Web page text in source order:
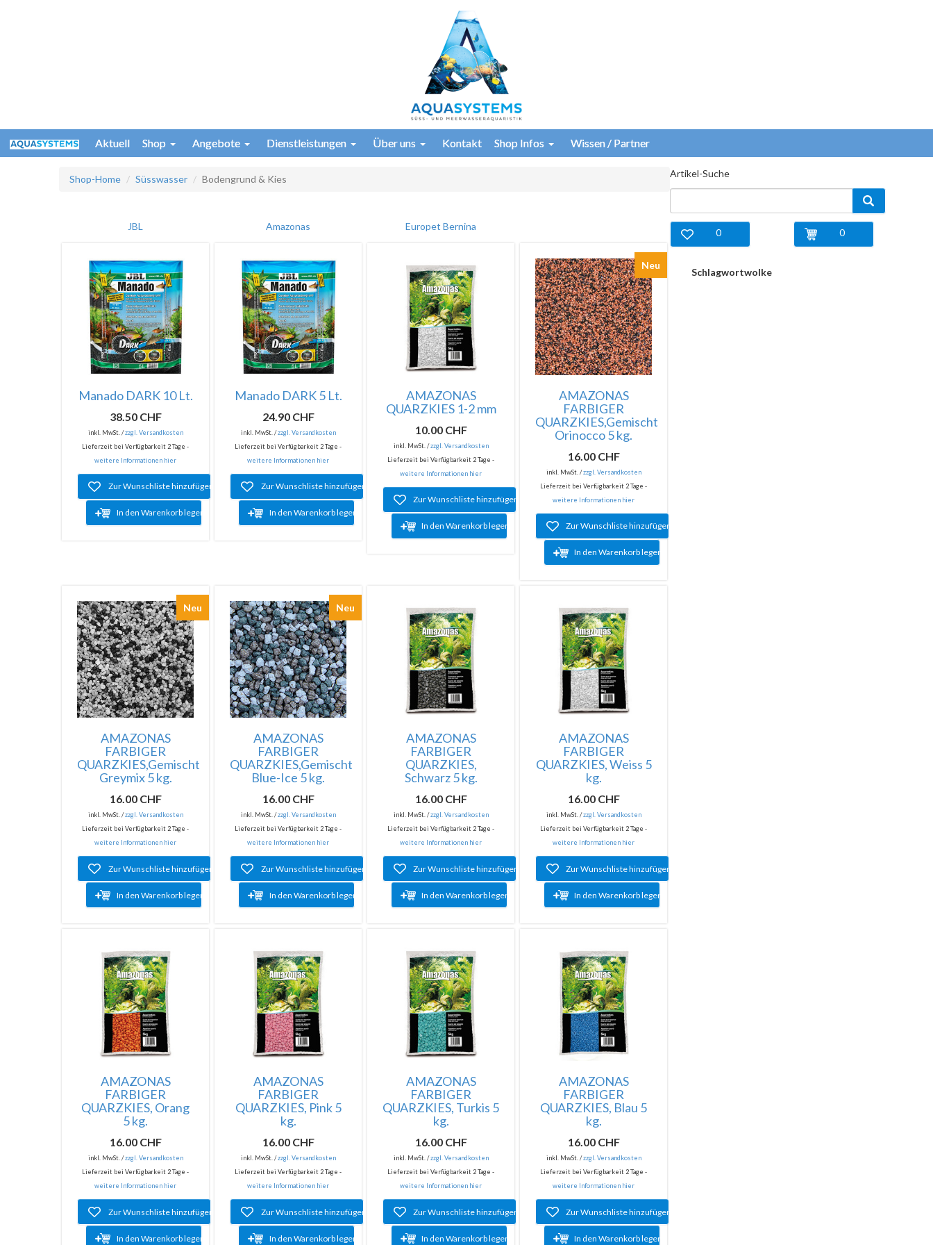
Aktuell Shop Angebote Dienstleistungen Über uns Kontakt Shop Infos Wissen / Partner
Shop-Home Süsswasser Bodengrund & Kies
JBL Amazonas Europet Bernina
Manado DARK 10 Lt.
38.50 CHF
inkl. MwSt. /zzgl. Versandkosten
Lieferzeit bei Verfügbarkeit 2 Tage -
weitere Informationen hier
Zur Wunschliste hinzufügen
In den Warenkorb legen
Manado DARK 5 Lt.
24.90 CHF
inkl. MwSt. /zzgl. Versandkosten
Lieferzeit bei Verfügbarkeit 2 Tage -
weitere Informationen hier
Zur Wunschliste hinzufügen
In den Warenkorb legen
AMAZONAS
QUARZKIES 1-2 mm
10.00 CHF
inkl. MwSt. /zzgl. Versandkosten
Lieferzeit bei Verfügbarkeit 2 Tage -
weitere Informationen hier
Zur Wunschliste hinzufügen
In den Warenkorb legen
Neu
AMAZONAS
FARBIGER
QUARZKIES,Gemischt
Orinocco 5 kg.
16.00 CHF
inkl. MwSt. /zzgl. Versandkosten
Lieferzeit bei Verfügbarkeit 2 Tage -
weitere Informationen hier
Zur Wunschliste hinzufügen
In den Warenkorb legen
Neu
AMAZONAS
FARBIGER
QUARZKIES,Gemischt
Greymix 5 kg.
16.00 CHF
inkl. MwSt. /zzgl. Versandkosten
Lieferzeit bei Verfügbarkeit 2 Tage -
weitere Informationen hier
Zur Wunschliste hinzufügen
In den Warenkorb legen
Neu
AMAZONAS
FARBIGER
QUARZKIES,Gemischt
Blue-Ice 5 kg.
16.00 CHF
inkl. MwSt. /zzgl. Versandkosten
Lieferzeit bei Verfügbarkeit 2 Tage -
weitere Informationen hier
Zur Wunschliste hinzufügen
In den Warenkorb legen
AMAZONAS
FARBIGER
QUARZKIES,
Schwarz 5 kg.
16.00 CHF
inkl. MwSt. /zzgl. Versandkosten
Lieferzeit bei Verfügbarkeit 2 Tage -
weitere Informationen hier
Zur Wunschliste hinzufügen
In den Warenkorb legen
AMAZONAS
FARBIGER
QUARZKIES, Weiss 5
kg.
16.00 CHF
inkl. MwSt. /zzgl. Versandkosten
Lieferzeit bei Verfügbarkeit 2 Tage -
weitere Informationen hier
Zur Wunschliste hinzufügen
In den Warenkorb legen
AMAZONAS
FARBIGER
QUARZKIES, Orang
5 kg.
16.00 CHF
inkl. MwSt. /zzgl. Versandkosten
Lieferzeit bei Verfügbarkeit 2 Tage -
weitere Informationen hier
Zur Wunschliste hinzufügen
In den Warenkorb legen
AMAZONAS
FARBIGER
QUARZKIES, Pink 5
kg.
16.00 CHF
inkl. MwSt. /zzgl. Versandkosten
Lieferzeit bei Verfügbarkeit 2 Tage -
weitere Informationen hier
Zur Wunschliste hinzufügen
In den Warenkorb legen
AMAZONAS
FARBIGER
QUARZKIES, Turkis 5
kg.
16.00 CHF
inkl. MwSt. /zzgl. Versandkosten
Lieferzeit bei Verfügbarkeit 2 Tage -
weitere Informationen hier
Zur Wunschliste hinzufügen
In den Warenkorb legen
AMAZONAS
FARBIGER
QUARZKIES, Blau 5
kg.
16.00 CHF
inkl. MwSt. /zzgl. Versandkosten
Lieferzeit bei Verfügbarkeit 2 Tage -
weitere Informationen hier
Zur Wunschliste hinzufügen
In den Warenkorb legen
Artikel-Suche
0
0
Schlagwortwolke